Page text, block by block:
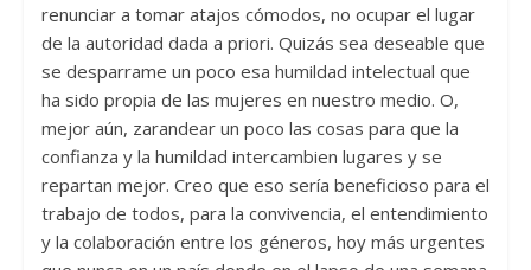
renunciar a tomar atajos cómodos, no ocupar el lugar
de la autoridad dada a priori. Quizás sea deseable que
se desparrame un poco esa humildad intelectual que
ha sido propia de las mujeres en nuestro medio. O,
mejor aún, zarandear un poco las cosas para que la
confianza y la humildad intercambien lugares y se
repartan mejor. Creo que eso sería beneficioso para el
trabajo de todos, para la convivencia, el entendimiento
y la colaboración entre los géneros, hoy más urgentes